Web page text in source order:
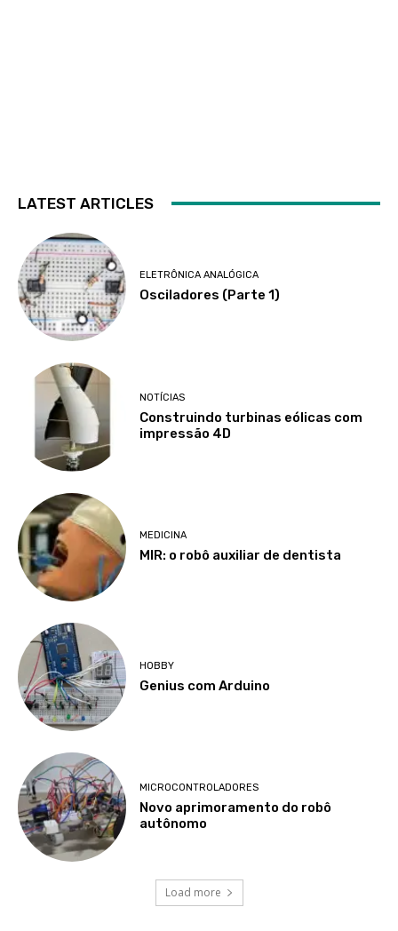
LATEST ARTICLES
ELETRÔNICA ANALÓGICA
Osciladores (Parte 1)
NOTÍCIAS
Construindo turbinas eólicas com
impressão 4D
MEDICINA
MIR: o robô auxiliar de dentista
HOBBY
Genius com Arduino
MICROCONTROLADORES
Novo aprimoramento do robô
autônomo
Load more